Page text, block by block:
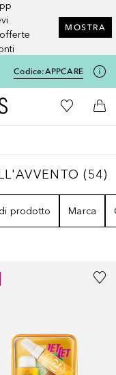
MOSTRA
Codice:APPCARE
A Douglas HomeAlla Mia
Al
54
(54)
prodotto Marca